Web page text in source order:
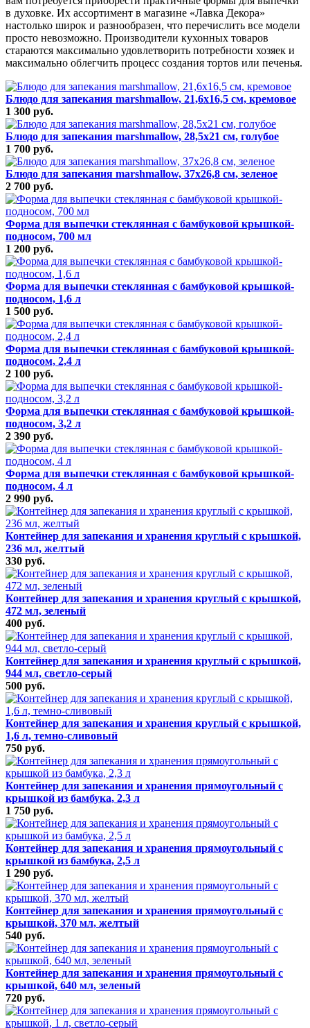
в духовке. Их ассортимент в магазине «Лавка Декора»
настолько широк и разнообразен, что перечислить все модели
просто невозможно. Производители кухонных товаров
стараются максимально удовлетворить потребности хозяек и
максимально облегчить процесс создания тортов или печенья.
Блюдо для запекания marshmallow, 21,6х16,5 см, кремовое
1 300 руб.
Блюдо для запекания marshmallow, 28,5х21 см, голубое
1 700 руб.
Блюдо для запекания marshmallow, 37х26,8 см, зеленое
2 700 руб.
Форма для выпечки стеклянная с бамбуковой крышкой-
подносом, 700 мл
1 200 руб.
Форма для выпечки стеклянная с бамбуковой крышкой-
подносом, 1,6 л
1 500 руб.
Форма для выпечки стеклянная с бамбуковой крышкой-
подносом, 2,4 л
2 100 руб.
Форма для выпечки стеклянная с бамбуковой крышкой-
подносом, 3,2 л
2 390 руб.
Форма для выпечки стеклянная с бамбуковой крышкой-
подносом, 4 л
2 990 руб.
Контейнер для запекания и хранения круглый с крышкой,
236 мл, желтый
330 руб.
Контейнер для запекания и хранения круглый с крышкой,
472 мл, зеленый
400 руб.
Контейнер для запекания и хранения круглый с крышкой,
944 мл, светло-серый
500 руб.
Контейнер для запекания и хранения круглый с крышкой,
1,6 л, темно-сливовый
750 руб.
Контейнер для запекания и хранения прямоугольный с
крышкой из бамбука, 2,3 л
1 750 руб.
Контейнер для запекания и хранения прямоугольный с
крышкой из бамбука, 2,5 л
1 290 руб.
Контейнер для запекания и хранения прямоугольный с
крышкой, 370 мл, желтый
540 руб.
Контейнер для запекания и хранения прямоугольный с
крышкой, 640 мл, зеленый
720 руб.